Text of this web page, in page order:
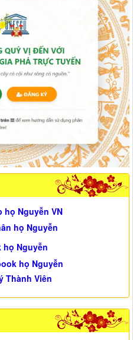
họ Nguyễn VN
họ Nguyễn
họ Nguyễn
họ Nguyễn
Thành Viên